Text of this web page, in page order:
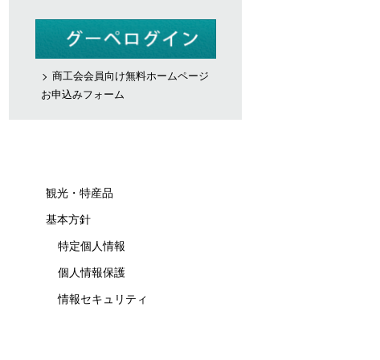
商工会会員向け無料ホームページ
お申込みフォーム
観光・特産品
基本方針
特定個人情報
個人情報保護
情報セキュリティ